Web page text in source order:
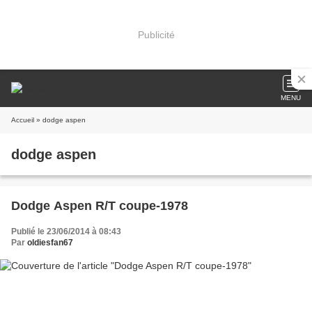
Publicité
MENU
Accueil » dodge aspen
dodge aspen
Dodge Aspen R/T coupe-1978
Publié le 23/06/2014 à 08:43
Par oldiesfan67